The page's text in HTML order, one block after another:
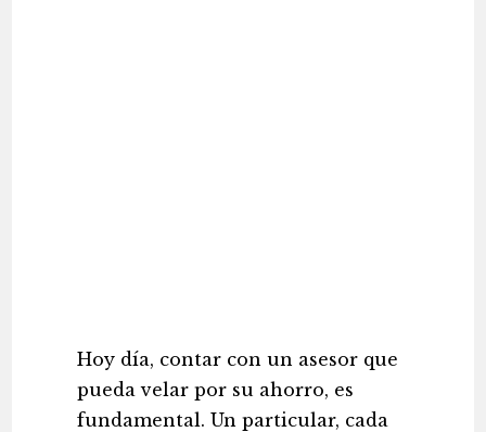
Hoy día, contar con un asesor que
pueda velar por su ahorro, es
fundamental. Un particular, cada